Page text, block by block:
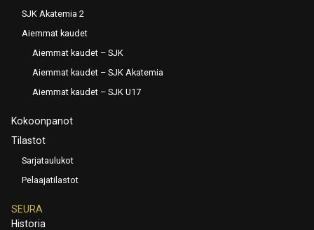
SJK Akatemia 2
Aiemmat kaudet
Aiemmat kaudet – SJK
Aiemmat kaudet – SJK Akatemia
Aiemmat kaudet – SJK U17
Kokoonpanot
Tilastot
Sarjataulukot
Pelaajatilastot
SEURA
Historia